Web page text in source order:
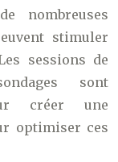
nombreuses
stimuler
sessions de
sont
créer une
optimiser ces